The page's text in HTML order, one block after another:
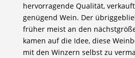
hervorragende Qualität,
genügend Wein. Der
früher meist an den
kamen auf die Idee, diese
mit den Winzern selbst zu